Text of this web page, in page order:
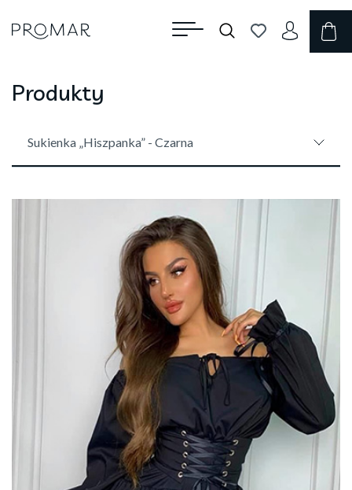
Produkty
Sukienka „Hiszpanka” - Czarna